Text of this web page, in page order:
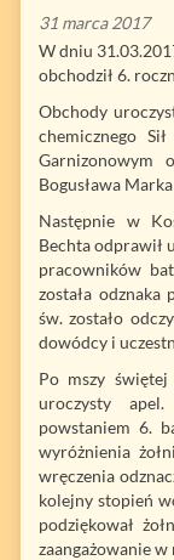
31 marca 2017
W dniu
obchodził 6.
Obchody
chemicznego
Garnizonowym
Bogusława
Następnie w
Bechta odprawił
pracowników
została odznaka
św. zostało
dowódcy i
Po mszy
uroczysty
powstaniem 6.
wyróżnienia
wręczenia
kolejny stopień
podziękował
zaangażowanie w